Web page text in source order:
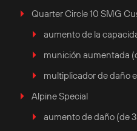
Quarter Circle 10 SMG
aumento de la
munición aumentada
multiplicador de daño
Alpine Special
aumento de daño (de